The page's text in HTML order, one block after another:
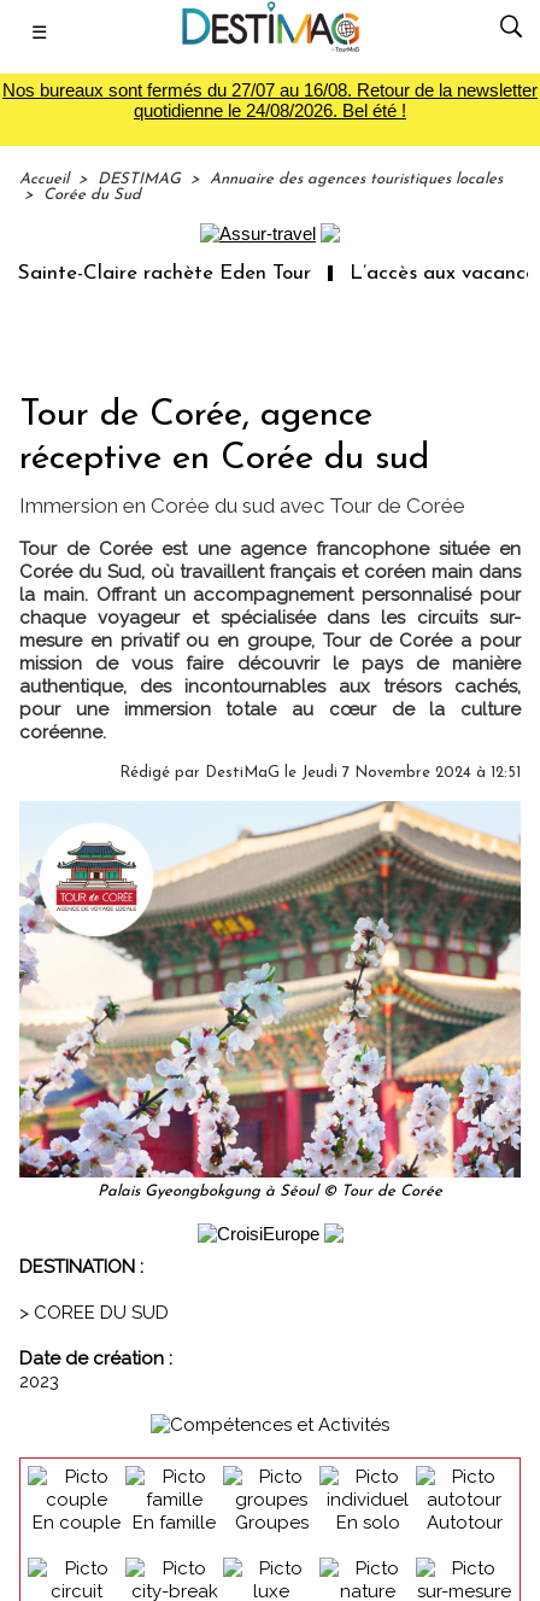
☰
Nos bureaux sont fermés du 27/07 au 16/08. Retour de la newsletter
quotidienne le 24/08/2026. Bel été !
Accueil > DESTIMAG >
Annuaire des agences touristiques locales
>
Corée du Sud
Claire rachète Eden Tour L’accès aux vacances
Tour de Corée, agence
réceptive en Corée du sud
Immersion en Corée du sud avec Tour de Corée
Tour de Corée est une agence francophone située en
Corée du Sud, où travaillent français et coréen main dans
la main. Offrant un accompagnement personnalisé pour
chaque voyageur et spécialisée dans les circuits sur-
mesure en privatif ou en groupe, Tour de Corée a pour
mission de vous faire découvrir le pays de manière
authentique, des incontournables aux trésors cachés,
pour une immersion totale au cœur de la culture
coréenne.
Rédigé par DestiMaG le Jeudi 7 Novembre 2024 à 12:51
Palais Gyeongbokgung à Séoul © Tour de Corée
DESTINATION :
> COREE DU SUD
Date de création :
2023
En couple En famille Groupes En solo Autotour